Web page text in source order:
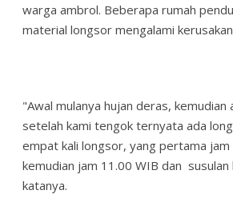
warga ambrol. Beberapa rumah
material longsor mengalami
"Awal mulanya hujan deras, kemudian
setelah kami tengok ternyata ada
empat kali longsor, yang pertama jam
kemudian jam 11.00 WIB dan susulan
katanya.